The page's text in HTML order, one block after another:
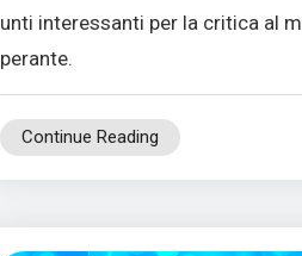
unti interessanti per la critica al
perante.
Continue Reading